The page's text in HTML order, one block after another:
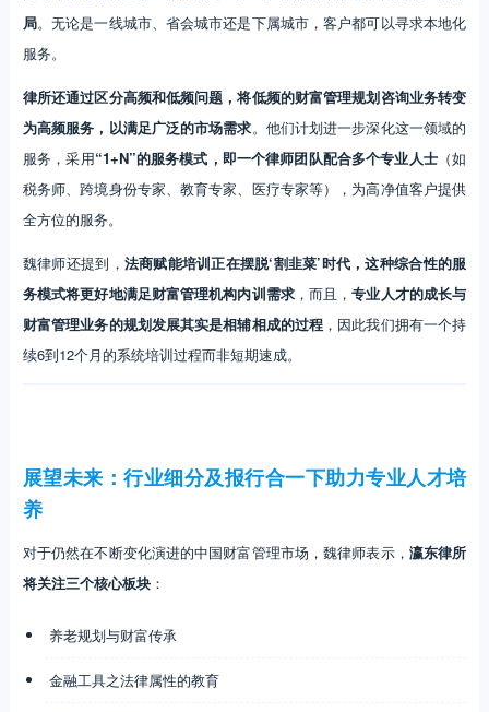
局。无论是一线城市、省会城市还是下属城市，客户都可以寻求本地化
服务。
律所还通过区分高频和低频问题，将低频的财富管理规划咨询业务转变
为高频服务，以满足广泛的市场需求。他们计划进一步深化这一领域的
服务，采用“1+N”的服务模式，即一个律师团队配合多个专业人士（如
税务师、跨境身份专家、教育专家、医疗专家等），为高净值客户提供
全方位的服务。
魏律师还提到， 法商赋能培训正在摆脱‘割韭菜’时代，这种综合性的服
务模式将更好地满足财富管理机构内训需求，而且，专业人才的成长与
财富管理业务的规划发展其实是相辅相成的过程 ，因此我们拥有一个持
续6到12个月的系统培训过程而非短期速成。
展望未来：行业细分及报行合一下助力专业人才培
养
对于仍然在不断变化演进的中国财富管理市场，魏律师表示， 瀛东律所
将关注三个核心板块：
养老规划与财富传承
金融工具之法律属性的教育